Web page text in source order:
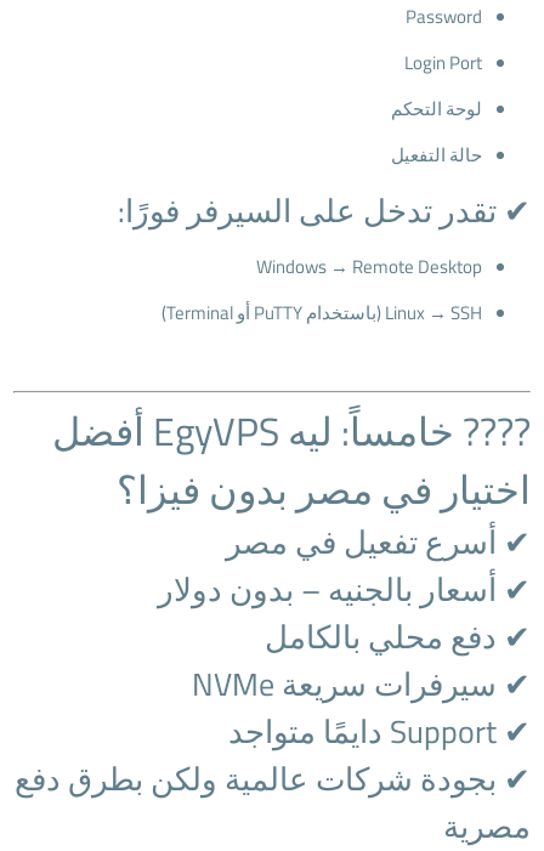
Password
Login Port
لوحة التحكم
حالة التفعيل
✔ تقدر تدخل على السيرفر فورًا:
Windows → Remote Desktop
Linux → SSH (باستخدام PuTTY أو Terminal)
???? خامساً: ليه EgyVPS أفضل
اختيار في مصر بدون فيزا؟
✔ أسرع تفعيل في مصر
✔ أسعار بالجنيه – بدون دولار
✔ دفع محلي بالكامل
✔ سيرفرات سريعة NVMe
✔ Support دايمًا متواجد
✔ بجودة شركات عالمية ولكن بطرق دفع
مصرية